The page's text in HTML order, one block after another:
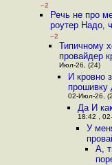
–2
Речь не про
роутер Надо,
–2
Типичному
провайдер
Июл-26, (24)
И кровно
прошивку
02-Июл-26,
Да И
18:42 ,
У
А,